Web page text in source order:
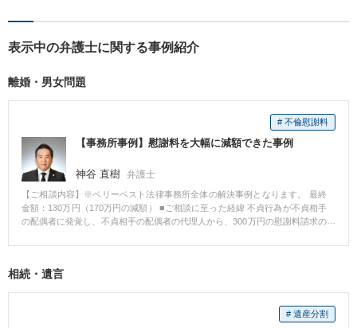
表示中の弁護士に関する事例紹介
離婚・男女問題
# 不倫慰謝料
【事務所事例】慰謝料を大幅に減額できた事例
神谷 直樹 弁護士
【ご相談内容】※ベリーベスト法律事務所全体の解決事例となります。 最終
金額：130万円（170万円の減額） ■ご相談に至った経緯 不貞行為が不貞相手
の配偶者に発覚し、不貞相手の配偶者の代理人から、300万円の慰謝料請求の
場を不貞相手の配偶者の親に見られたので、不貞行為自体に争いはないが、
その結果 不貞相手と不貞相手の配偶者は離婚には至っていないものの、不貞
相続・遺言
# 遺産分割